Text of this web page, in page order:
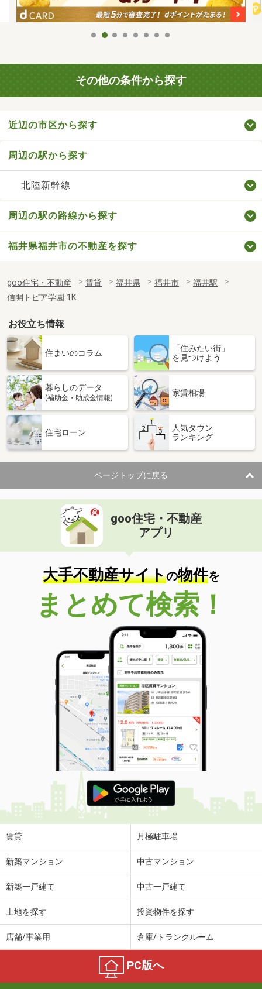
その他の条件から探す
近辺の市区から探す
周辺の駅から探す
北陸新幹線
周辺の駅の路線から探す
福井県福井市の不動産を探す
goo住宅・不動産 賃貸 福井県 福井市
福井駅
信開トピア学園 1K
お役立ち情報
住まいのコラム
「住みたい街」
を見つけよう
暮らしのデータ
(補助金・助成金情報)
家賃相場
住宅ローン
人気タウン
ランキング
ページトップに戻る
goo住宅・不動産
アプリ
大手不動産サイトの物件を
まとめて検索！
賃貸 月極駐車場
新築マンション 中古マンション
新築一戸建て 中古一戸建て
土地を探す 投資物件を探す
店舗/事業用 倉庫/トランクルーム
PC版へ